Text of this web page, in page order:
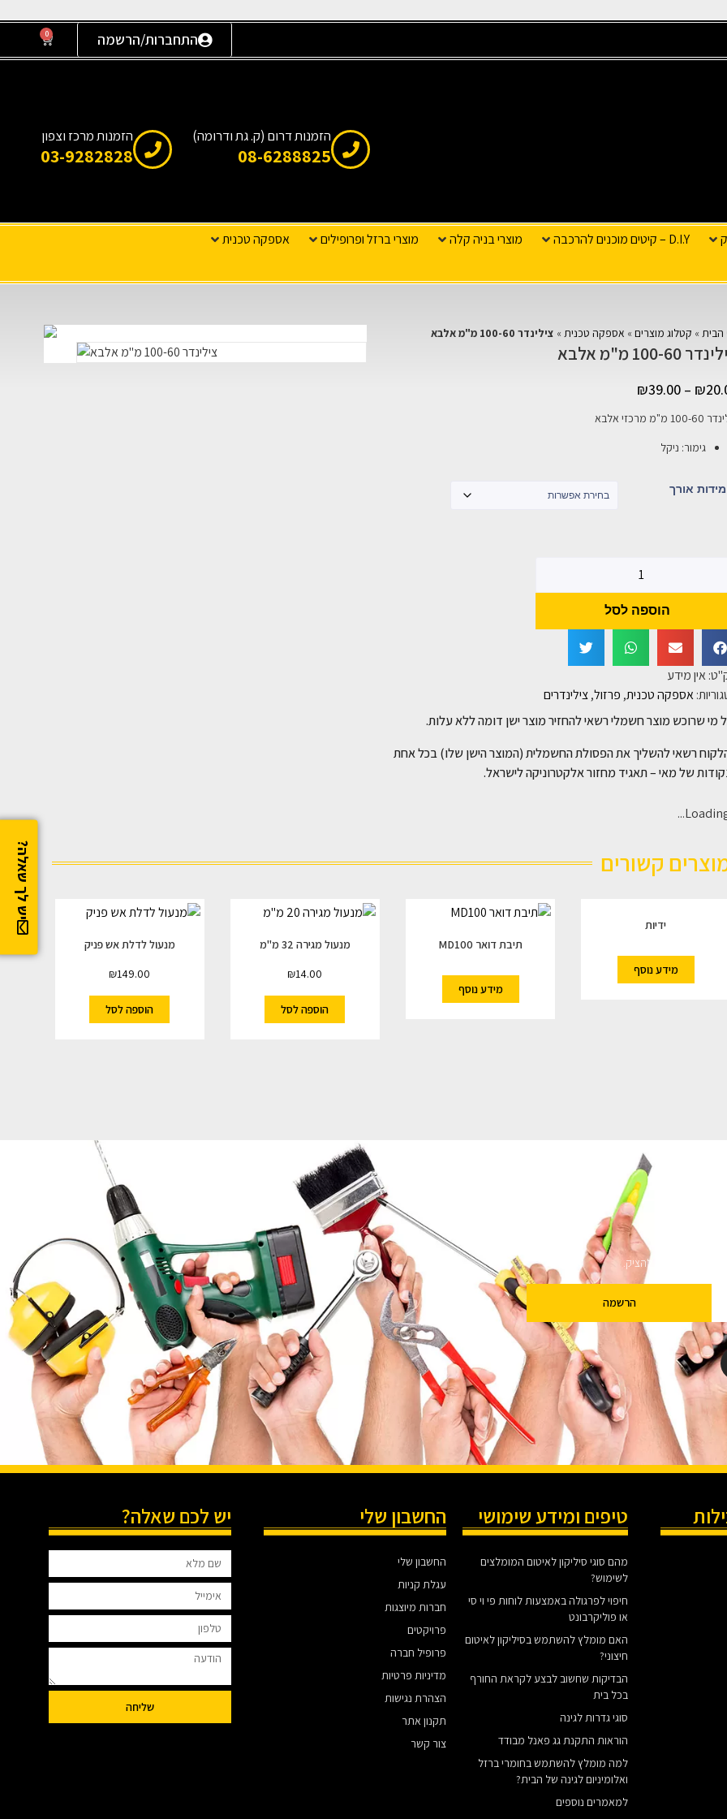
התחברות/הרשמה 0
יש לך שאלה?
הזמנות דרום (ק. גת ודרומה)
08-6288825
הזמנות מרכז וצפון
03-9282828
D.I.Y – קיטים מוכנים להרכבה מוצרי בניה קלה מוצרי ברזל ופרופילים
אספקה טכנית
הבית» קטלוג מוצרים» אספקה טכנית» צילינדר 100-60 מ"מ אלבא
100-60 מ"מ אלבא
₪
–
₪39.00
מ"מ מרכזי אלבא
גימור: ניקל
מידות אורך
הוספה לסל
אין מידע
אספקה טכנית, פרזול,צילינדרים
מי שרוכש מוצר חשמלי רשאי להחזיר מוצר ישן דומה ללא עלות.
רשאי להשליך את הפסולת החשמלית (המוצר הישן שלו) בכל אחת
של מאי – תאגיד מחזור אלקטרוניקה לישראל.
קשורים
ידיות
מידע נוסף
תיבת דואר MD100
מידע נוסף
מנעול מגירה 32 מ"מ
₪14.00
הוספה לסל
מנעול לדלת אש פניק
₪149.00
הוספה לסל
מבטיחים לא להציק.
הרשמה
טיפים ומידע שימושי
מהם סוגי סיליקון לאיטום המומלצים
לשימוש?
חיפוי לפרגולה באמצעות לוחות פי וי סי
או פוליקרבונט
האם מומלץ להשתמש בסיליקון לאיטום
חיצוני?
הבדיקות שחשוב לבצע לקראת החורף
בכל בית
סוגי גדרות לגינה
הוראות התקנת גג פאנל מבודד
למה מומלץ להשתמש בחומרי ברזל
ואלומיניום לגינה של הבית?
למאמרים נוספים
החשבון שלי
החשבון שלי
עגלת קניות
חברות מיוצגות
פרויקטים
פרופיל חברה
מדיניות פרטיות
הצהרת נגישות
תקנון אתר
צור קשר
יש לכם שאלה?
שליחה